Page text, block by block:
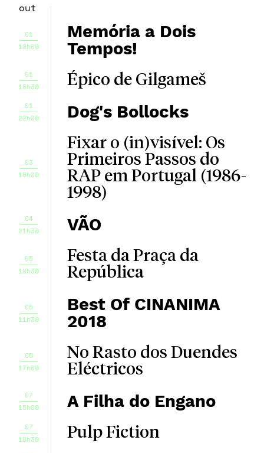
out
01
10h00
Memória a Dois
Tempos!
01
18h30
Épico de Gilgameš
01
22h00
Dog's Bollocks
03
18h00
Fixar o (in)visível: Os
Primeiros Passos do
RAP em Portugal (1986-
1998)
04
21h30
VÃO
05
10h30
Festa da Praça da
República
05
11h30
Best Of CINANIMA
2018
05
17h00
No Rasto dos Duendes
Eléctricos
07
15h00
A Filha do Engano
07
18h30
Pulp Fiction